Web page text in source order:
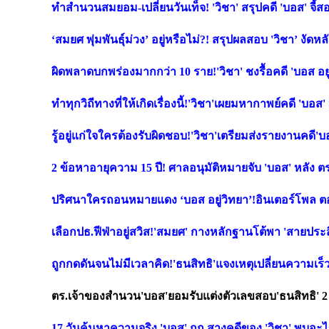
ทำสำนวนสมยอม-เปลี่ยนวันเท็จ! 'วิชา' สรุปคดี 'บอส' จี้ส
‘สมยศ พุ่มพันธุ์ม่วง’ อยู่หรือไม่?! สรุปผลสอบ 'วิชา’ งัด
ผิดพลาดบกพร่องมากกว่า 10 ราย!'วิชา' ชงรื้อคดี 'บอส อ
ทำทุกวิถีทางที่ให้เกิดเรื่องนี้!'วิชา'เผยมหากาพย์คดี 'บอ
รู้อยู่แก่ใจใครต้องรับผิดชอบ!'วิชา'เตรียมส่งรายงานคดี'
2 ข้อหาอายุความ 15 ปี! ศาลอนุมัติหมายจับ 'บอส' หลัง
ปริศนาใครถอนหมายแดง ‘บอส อยู่วิทยา’!อินเตอร์โพล
เลือกปธ.ฟีฟ่าอยู่สวิส!'สมยศ' กางหลักฐานโต้พา 'สายปร
ถูกกดดันจนไม่มีเวลาคิด!'ธนสิทธิ'แจงเหตุเปลี่ยนความเ
ตร.เจ้าของสำนวน'บอส'ยอมรับแต่งตัวเลขสอบ'ธนสิทธิ'